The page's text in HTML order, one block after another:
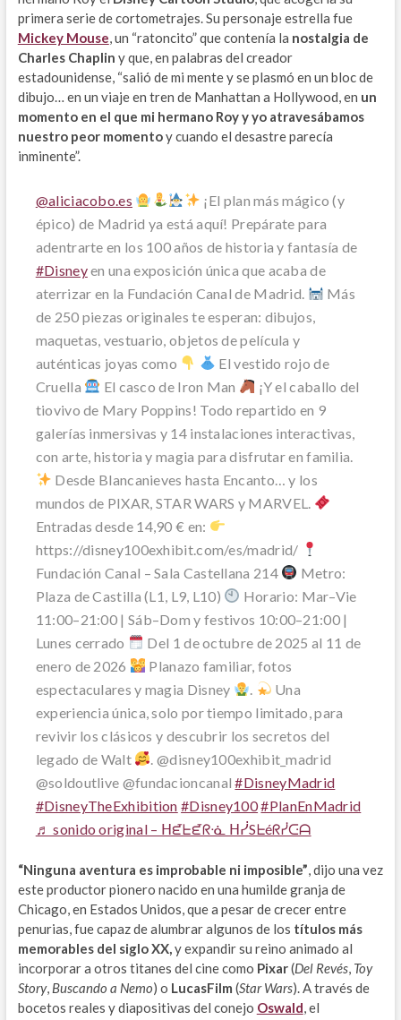
primera serie de cortometrajes. Su personaje estrella fue
Mickey Mouse, un “ratoncito” que contenía la nostalgia de
Charles Chaplin y que, en palabras del creador
estadounidense, “salió de mi mente y se plasmó en un bloc de
dibujo… en un viaje en tren de Manhattan a Hollywood, en un
momento en el que mi hermano Roy y yo atravesábamos
nuestro peor momentoy cuando el desastre parecía
inminente”.
@aliciacobo.es
¡El plan más mágico (y
épico) de Madrid ya está aquí! Prepárate para
adentrarte en los 100 años de historia y fantasía de
#Disneyen una exposición única que acaba de
aterrizar en la Fundación Canal de Madrid.
Más
de 250 piezas originales te esperan: dibujos,
maquetas, vestuario, objetos de película y
auténticas joyas como
El vestido rojo de
Cruella
El casco de Iron Man
¡Y el caballo del
tiovivo de Mary Poppins! Todo repartido en 9
galerías inmersivas y 14 instalaciones interactivas,
con arte, historia y magia para disfrutar en familia.
Desde Blancanieves hasta Encanto… y los
mundos de PIXAR, STAR WARS y MARVEL.
Entradas desde 14,90 € en:
https://disney100exhibit.com/es/madrid/
Fundación Canal – Sala Castellana 214
Metro:
Plaza de Castilla (L1, L9, L10)
Horario: Mar–Vie
11:00–21:00 | Sáb–Dom y festivos 10:00–21:00 |
Lunes cerrado
Del 1 de octubre de 2025 al 11 de
enero de 2026
Planazo familiar, fotos
espectaculares y magia Disney
Una
experiencia única, solo por tiempo limitado, para
revivir los clásicos y descubrir los secretos del
legado de Walt
. @disney100exhibit_madrid
@soldoutlive @fundacioncanal#DisneyMadrid
#DisneyTheExhibition #Disney100#PlanEnMadrid
♬ sonido original – ᕼᘿᖶᘿᖇᓍ ᕼᓰSᖶéᖇᓰᑢᗩ
“Ninguna aventura es improbable ni imposible”, dijo una vez
este productor pionero nacido en una humilde granja de
Chicago, en Estados Unidos, que a pesar de crecer entre
penurias, fue capaz de alumbrar algunos de los títulos más
memorables del siglo XX,y expandir su reino animado al
incorporar a otros titanes del cine como Pixar(Del Revés, Toy
Story, Buscando a Nemo) o LucasFilm (Star Wars). A través de
bocetos reales y diapositivas del conejo Oswald, el